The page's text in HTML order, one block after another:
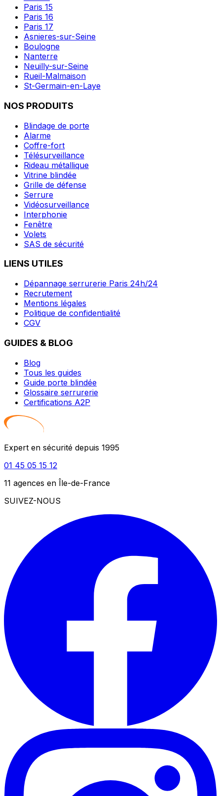
Paris 15
Paris 16
Paris 17
Asnieres-sur-Seine
Boulogne
Nanterre
Neuilly-sur-Seine
Rueil-Malmaison
St-Germain-en-Laye
NOS PRODUITS
Blindage de porte
Alarme
Coffre-fort
Télésurveillance
Rideau métallique
Vitrine blindée
Grille de défense
Serrure
Vidéosurveillance
Interphonie
Fenêtre
Volets
SAS de sécurité
LIENS UTILES
Dépannage serrurerie Paris 24h/24
Recrutement
Mentions légales
Politique de confidentialité
CGV
GUIDES & BLOG
Blog
Tous les guides
Guide porte blindée
Glossaire serrurerie
Certifications A2P
Expert en sécurité depuis 1995
01 45 05 15 12
11 agences en Île-de-France
SUIVEZ-NOUS